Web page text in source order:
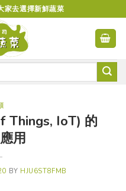
家去選擇新鮮蔬菜
Things, IoT) 的
用
BY HJU6ST8FMB